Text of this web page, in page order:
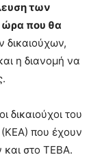
των
ώρα που θα
δικαιούχων,
η διανομή να
δικαιούχοι του
(ΚΕΑ) που έχουν
και στο ΤΕΒΑ.